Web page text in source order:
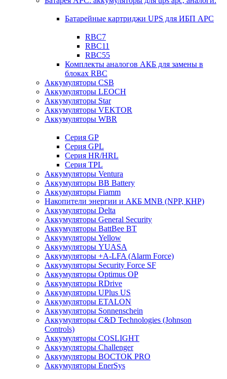
Батарейные картриджи UPS для ИБП APC
RBC7
RBC11
RBC55
Комплекты аналогов АКБ для замены в
блоках RBC
Аккумуляторы CSB
Аккумуляторы LEOCH
Аккумуляторы Star
Аккумуляторы VEKTOR
Аккумуляторы WBR
Cерия GP
Серия GPL
Серия HR/HRL
Серия TPL
Аккумуляторы Ventura
Аккумуляторы BB Battery
Аккумуляторы Fiamm
Накопители энергии и АКБ MNB (NPP, КНР)
Аккумуляторы Delta
Аккумуляторы General Security
Аккумуляторы BattBee BT
Аккумуляторы Yellow
Аккумуляторы YUASA
Аккумуляторы +A-LFA (Alarm Force)
Аккумуляторы Security Force SF
Аккумуляторы Optimus OP
Аккумуляторы RDrive
Аккумуляторы UPlus US
Аккумуляторы ETALON
Аккумуляторы Sonnenschein
Аккумуляторы С&D Technologies (Johnson
Controls)
Аккумуляторы COSLIGHT
Аккумуляторы Challenger
Аккумуляторы ВОСТОК PRO
Аккумуляторы EnerSys